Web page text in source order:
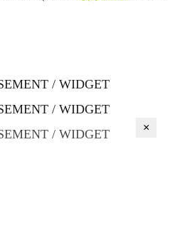
/ WIDGET
/ WIDGET
/ WIDGET
×